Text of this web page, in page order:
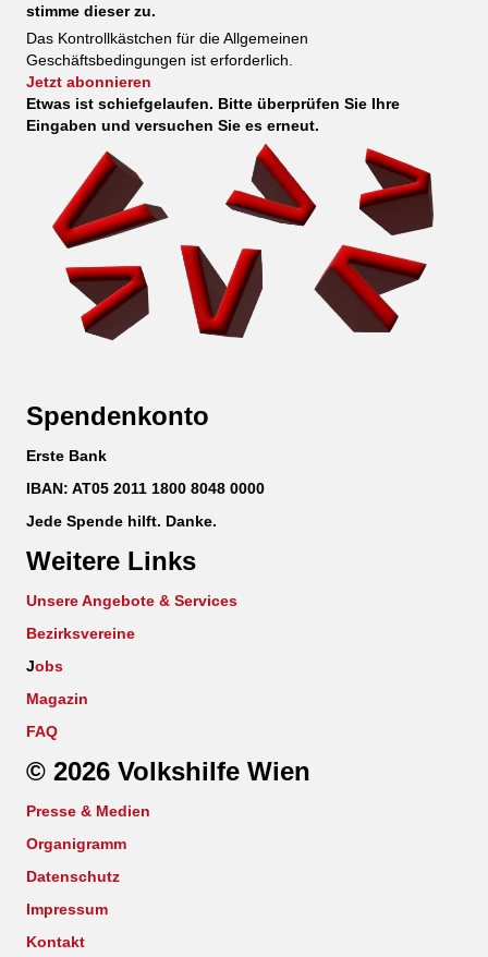
stimme dieser zu.
Das Kontrollkästchen für die Allgemeinen
Geschäftsbedingungen ist erforderlich.
Jetzt abonnieren
Etwas ist schiefgelaufen. Bitte überprüfen Sie Ihre
Eingaben und versuchen Sie es erneut.
Spendenkonto
Erste Bank
IBAN: AT05 2011 1800 8048 0000
Jede Spende hilft. Danke.
Weitere Links
Unsere Angebote & Services
Bezirksvereine
Jobs
Magazin
FAQ
© 2026 Volkshilfe Wien
Presse & Medien
Organigramm
Datenschutz
Impressum
Kontakt